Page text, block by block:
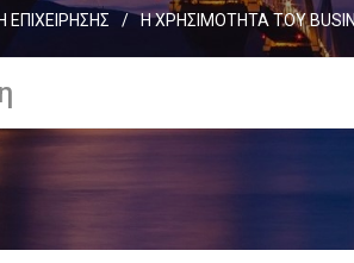
ΕΠΙΧΕΙΡΗΣΗΣ / Η ΧΡΗΣΙΜΟΤΗΤΑ ΤΟΥ